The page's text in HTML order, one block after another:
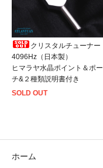
クリスタルチューナー
4096Hz（日本製）
ヒマラヤ水晶ポイント＆ポー
チ&２種類説明書付き
SOLD OUT
ホーム